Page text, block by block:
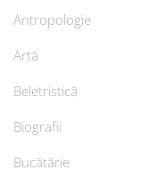
Antropologie
Artă
Beletristică
Biografii
Bucătărie